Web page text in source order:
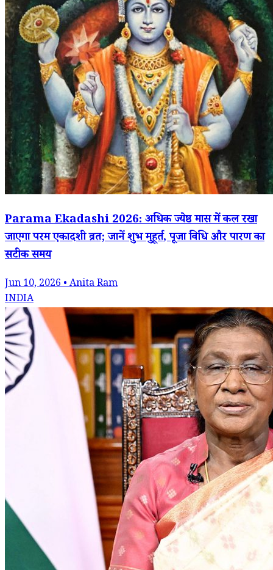
Parama Ekadashi 2026: अधिक ज्येष्ठ मास में कल रखा
जाएगा परम एकादशी व्रत; जानें शुभ मुहूर्त, पूजा विधि और पारण का
सटीक समय
Jun 10, 2026 • Anita Ram
INDIA